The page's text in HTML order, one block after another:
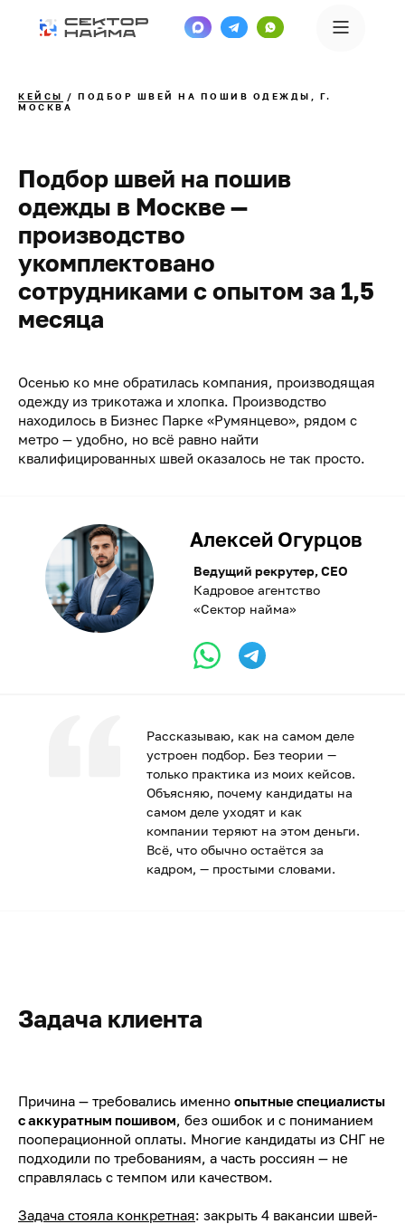
КЕЙСЫ
/ ПОДБОР ШВЕЙ НА ПОШИВ ОДЕЖДЫ, Г.
МОСКВА
Подбор швей на пошив
одежды в Москве —
производство
укомплектовано
сотрудниками с опытом за 1,5
месяца
Осенью ко мне обратилась компания, производящая
одежду из трикотажа и хлопка. Производство
находилось в Бизнес Парке «Румянцево», рядом с
метро — удобно, но всё равно найти
квалифицированных швей оказалось не так просто.
Рассказываю, как на самом деле
устроен подбор. Без теории —
только практика из моих кейсов.
Объясняю, почему кандидаты на
самом деле уходят и как
компании теряют на этом деньги.
Всё, что обычно остаётся за
кадром, — простыми словами.
Алексей Огурцов
Ведущий рекрутер, CEO
Кадровое агентство
«Сектор найма»
Задача клиента
Причина — требовались именно опытные специалисты
с аккуратным пошивом, без ошибок и с пониманием
пооперационной оплаты. Многие кандидаты из СНГ не
подходили по требованиям, а часть россиян — не
справлялась с темпом или качеством.
Задача стояла конкретная: закрыть 4 вакансии швей-